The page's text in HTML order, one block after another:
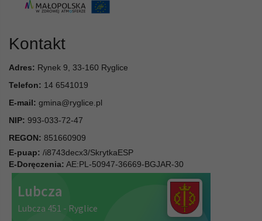
Kontakt
Adres: Rynek 9, 33-160 Ryglice
Telefon: 14 6541019
E-mail: gmina@ryglice.pl
NIP: 993-033-72-47
REGON: 851660909
E-puap: /i8743decx3/SkrytkaESP
E-Doręczenia: AE:PL-50947-36669-BGJAR-30